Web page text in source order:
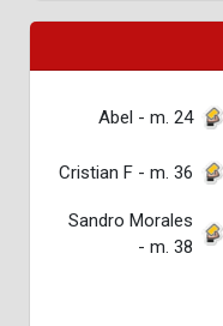
Abel - m. 24
Cristian F - m. 36
Sandro Morales
- m. 38